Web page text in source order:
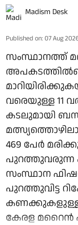
Madism Desk
Published on: 07 Aug
സംസ്ഥാനത്ത്
വരെയുള്ള 11
കടലുമായി
469 പേർ
സംസ്ഥാന
പുറത്തുവിട്ട
കേരള മറൈൻ